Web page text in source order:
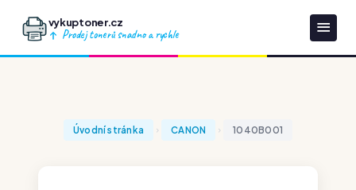
vykuptoner.cz
Prodej tonerů snadno a rychle
Úvodní stránka CANON 1040B001